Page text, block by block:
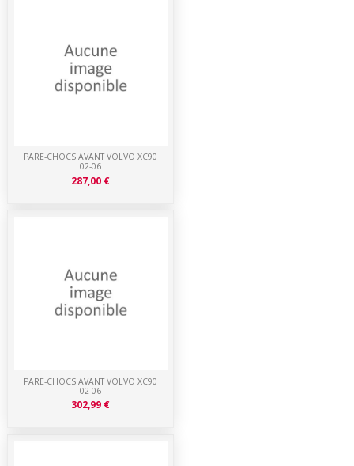
PARE-CHOCS AVANT VOLVO XC90
02-06
302,99 €
PARE-CHOCS AVANT VOLVO XC90
02-06
287,00 €